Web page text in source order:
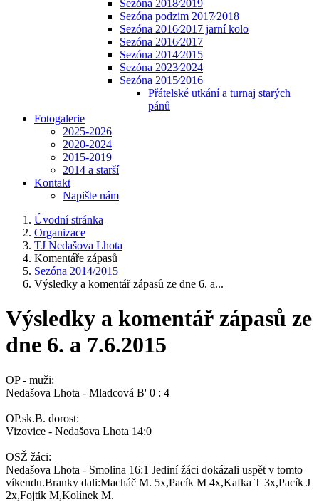
Sezóna 2018⁄2019
Sezóna podzim 2017⁄2018
Sezóna 2016⁄2017 jarní kolo
Sezóna 2016⁄2017
Sezóna 2014⁄2015
Sezóna 2023⁄2024
Sezóna 2015⁄2016
Přátelské utkání a turnaj starých
pánů
Fotogalerie
2025-2026
2020-2024
2015-2019
2014 a starší
Kontakt
Napište nám
Úvodní stránka
Organizace
TJ Nedašova Lhota
Komentáře zápasů
Sezóna 2014/2015
Výsledky a komentář zápasů ze dne 6. a...
Výsledky a komentář zápasů ze
dne 6. a 7.6.2015
OP - muži:
Nedašova Lhota - Mladcová B' 0 : 4
OP.sk.B. dorost:
Vizovice - Nedašova Lhota 14:0
OSŽ žáci:
Nedašova Lhota - Smolina 16:1 Jediní žáci dokázali uspět v tomto
víkendu.Branky dali:Macháč M. 5x,Pacík M 4x,Kafka T 3x,Pacík J
2x,Fojtík M,Kolínek M.